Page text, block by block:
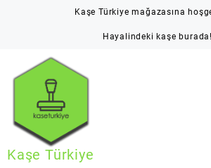
Kaşe Türkiye mağazasına
Hayalindeki kaşe burada!
Kaşe Türkiye